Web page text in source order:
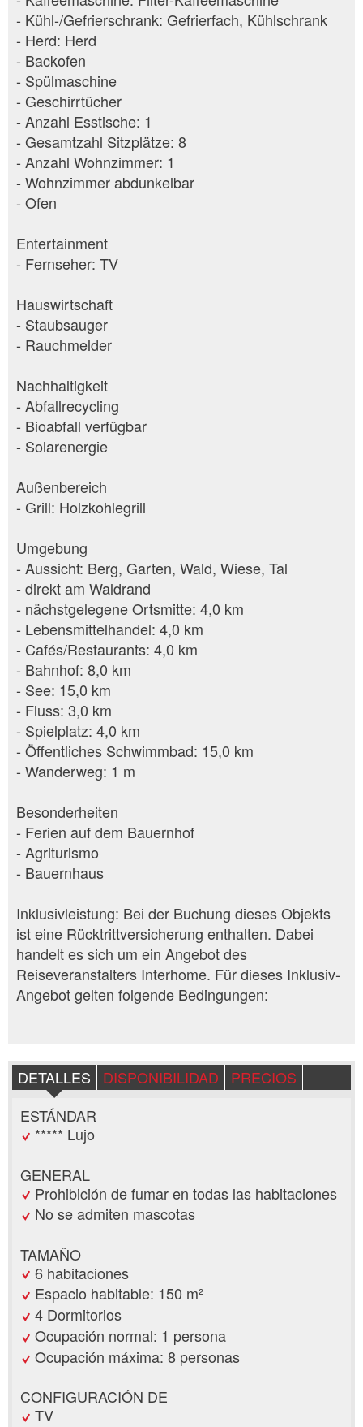
- Kühl-/Gefrierschrank: Gefrierfach, Kühlschrank
- Herd: Herd
- Backofen
- Spülmaschine
- Geschirrtücher
- Anzahl Esstische: 1
- Gesamtzahl Sitzplätze: 8
- Anzahl Wohnzimmer: 1
- Wohnzimmer abdunkelbar
- Ofen
Entertainment
- Fernseher: TV
Hauswirtschaft
- Staubsauger
- Rauchmelder
Nachhaltigkeit
- Abfallrecycling
- Bioabfall verfügbar
- Solarenergie
Außenbereich
- Grill: Holzkohlegrill
Umgebung
- Aussicht: Berg, Garten, Wald, Wiese, Tal
- direkt am Waldrand
- nächstgelegene Ortsmitte: 4,0 km
- Lebensmittelhandel: 4,0 km
- Cafés/Restaurants: 4,0 km
- Bahnhof: 8,0 km
- See: 15,0 km
- Fluss: 3,0 km
- Spielplatz: 4,0 km
- Öffentliches Schwimmbad: 15,0 km
- Wanderweg: 1 m
Besonderheiten
- Ferien auf dem Bauernhof
- Agriturismo
- Bauernhaus
Inklusivleistung: Bei der Buchung dieses Objekts
ist eine Rücktrittversicherung enthalten. Dabei
handelt es sich um ein Angebot des
Reiseveranstalters Interhome. Für dieses Inklusiv-
Angebot gelten folgende Bedingungen:
DETALLES DISPONIBILIDAD
PRECIOS
ESTÁNDAR
***** Lujo
GENERAL
Prohibición de fumar en todas las habitaciones
No se admiten mascotas
TAMAÑO
6 habitaciones
Espacio habitable: 150 m²
4 Dormitorios
Ocupación normal: 1 persona
Ocupación máxima: 8 personas
CONFIGURACIÓN DE
TV